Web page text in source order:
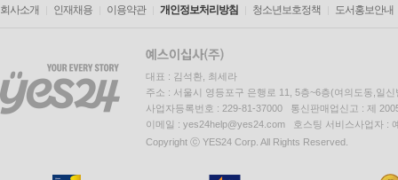
회사소개 인재채용 이용약관 개인정보처리방침 청소년보호정책 도서홍보안내
대표 : 김석환, 최세라
주소 : 서울시 영등포구 은행로 11, 5층~6층(여의도동,일신
사업자등록번호 : 229-81-37000 통신판매업신고 : 제
이메일 : yes24help@yes24.com 호스팅 서비스사업자 :
Copyright ⓒ YES24 Corp. All Rights Reserved.